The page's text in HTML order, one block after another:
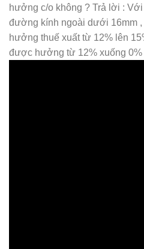
hưởng c/o không ? Trả lời :
đường kính ngoài dưới 16mm
hưởng thuế xuất từ 12% lên
được hưởng từ 12% xuống 0%